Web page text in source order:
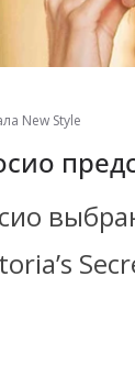
New Style